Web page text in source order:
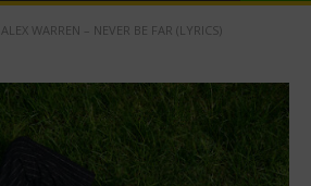
ALEX WARREN – NEVER BE FAR (LYRICS)